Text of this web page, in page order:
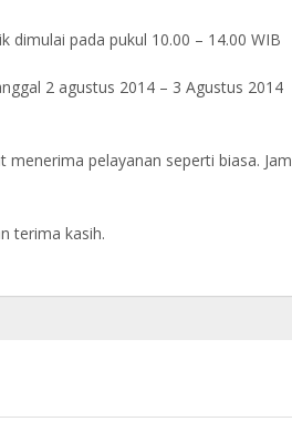
dimulai pada pukul 10.00 – 14.00 WIB
2 agustus 2014 – 3 Agustus 2014
menerima pelayanan seperti biasa. Jam
terima kasih.